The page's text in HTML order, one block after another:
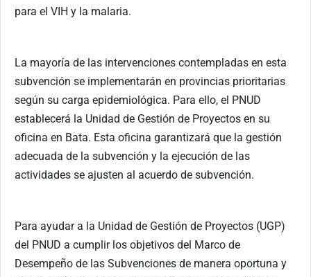
para el VIH y la malaria.
La mayoría de las intervenciones contempladas en esta
subvención se implementarán en provincias prioritarias
según su carga epidemiológica. Para ello, el PNUD
establecerá la Unidad de Gestión de Proyectos en su
oficina en Bata. Esta oficina garantizará que la gestión
adecuada de la subvención y la ejecución de las
actividades se ajusten al acuerdo de subvención.
Para ayudar a la Unidad de Gestión de Proyectos (UGP)
del PNUD a cumplir los objetivos del Marco de
Desempeño de las Subvenciones de manera oportuna y